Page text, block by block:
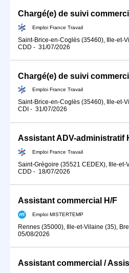
Emploi France Travail
Saint-Brice-en-Coglès (35460), Ille-et-
CDD - 31/07/2026
Emploi France Travail
Saint-Brice-en-Coglès (35460), Ille-et-
CDI - 31/07/2026
Assistant ADV-administratif
Emploi France Travail
Saint-Grégoire (35521 CEDEX), Ille-et-
CDD - 18/07/2026
Assistant commercial H/F
Emploi MISTERTEMP
Rennes (35000), Ille-et-Vilaine (35),
05/08/2026